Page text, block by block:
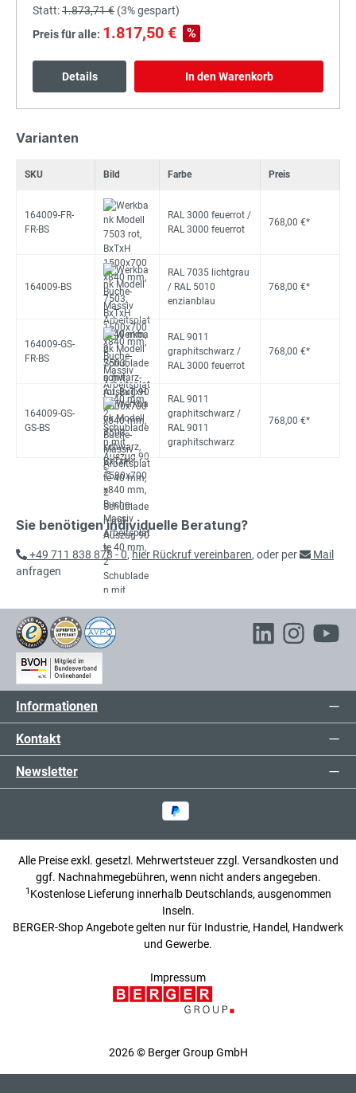
Statt:1.873,71 € (3%gespart)
Preis für alle: 1.817,50 € %
Details In den Warenkorb
Varianten
SKU Bild Farbe Preis
164009-FR-
FR-BS
RAL 3000 feuerrot /
RAL 3000 feuerrot
768,00 €*
164009-BS
RAL 7035 lichtgrau
/ RAL 5010
enzianblau
768,00 €*
164009-GS-
FR-BS
RAL 9011
graphitschwarz /
RAL 3000 feuerrot
768,00 €*
164009-GS-
GS-BS
RAL 9011
graphitschwarz /
RAL 9011
graphitschwarz
768,00 €*
Sie benötigen individuelle Beratung?
+49 711 838 878 - 0,hier Rückruf vereinbaren, oder per
Mail
anfragen
Informationen
Kontakt
Newsletter
Alle Preise exkl. gesetzl. Mehrwertsteuer zzgl. Versandkosten und
ggf. Nachnahmegebühren, wenn nicht anders angegeben.
1 Kostenlose Lieferung innerhalb Deutschlands, ausgenommen
Inseln.
BERGER-Shop Angebote gelten nur für Industrie, Handel, Handwerk
und Gewerbe.
Impressum
2026 © Berger Group GmbH